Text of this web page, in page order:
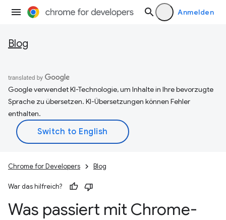
Anmelden
Blog
Google verwendet KI-Technologie, um Inhalte in Ihre bevorzugte
Sprache zu übersetzen. KI-Übersetzungen können Fehler
enthalten.
Chrome for Developers Blog
War das hilfreich?
Was passiert mit Chrome-